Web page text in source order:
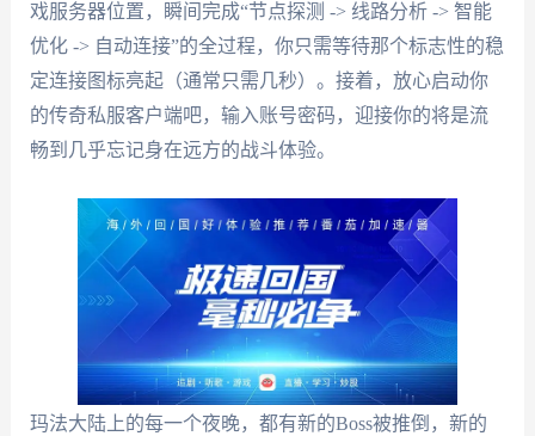
戏服务器位置，瞬间完成“节点探测 -> 线路分析 -> 智能
优化 -> 自动连接”的全过程，你只需等待那个标志性的稳
定连接图标亮起（通常只需几秒）。接着，放心启动你
的传奇私服客户端吧，输入账号密码，迎接你的将是流
畅到几乎忘记身在远方的战斗体验。
玛法大陆上的每一个夜晚，都有新的Boss被推倒，新的